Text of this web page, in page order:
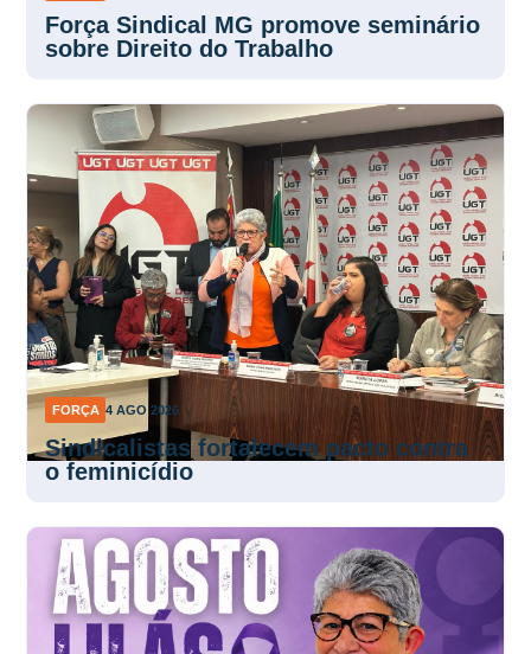
Força Sindical MG promove seminário
sobre Direito do Trabalho
FORÇA 4 AGO 2026
Sindicalistas fortalecem pacto contra
o feminicídio